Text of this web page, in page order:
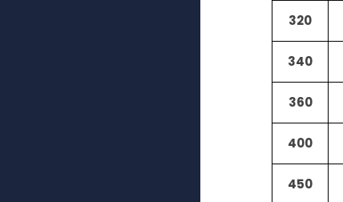
320
340
360
400
450